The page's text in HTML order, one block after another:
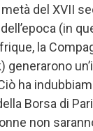
del XVII
(in
la
generarono
ha
Borsa di
non